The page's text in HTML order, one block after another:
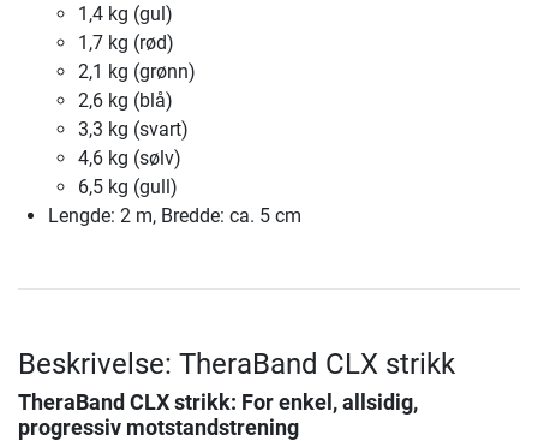
1,4 kg (gul)
1,7 kg (rød)
2,1 kg (grønn)
2,6 kg (blå)
3,3 kg (svart)
4,6 kg (sølv)
6,5 kg (gull)
Lengde: 2 m, Bredde: ca. 5 cm
Beskrivelse: TheraBand CLX strikk
TheraBand CLX strikk: For enkel, allsidig,
progressiv motstandstrening